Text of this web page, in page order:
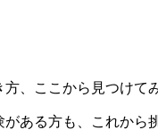
、ここから見つけて
がある方も、これから